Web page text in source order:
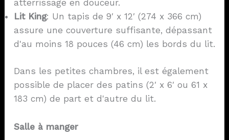
atterrissage en douceur.
Lit King: Un tapis de 9′ x 12′ (274 x 366 cm)
assure une couverture suffisante, dépassant
d'au moins 18 pouces (46 cm) les bords du lit.
Dans les petites chambres, il est également
possible de placer des patins (2′ x 6′ ou 61 x
183 cm) de part et d'autre du lit.
Salle à manger